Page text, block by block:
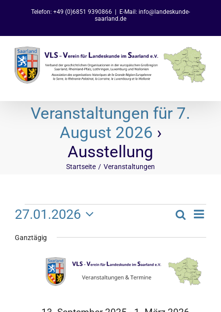
Telefon: +49 (0)6851 9390866
E-Mail: info@landeskunde-
saarland.de
Veranstaltungen für 7.
August 2026 ›
Ausstellung
Startseite Veranstaltungen
Veranstaltungen
für
27.
und
Suche
Tag
27.01.2026
wählen.
Ganztägig